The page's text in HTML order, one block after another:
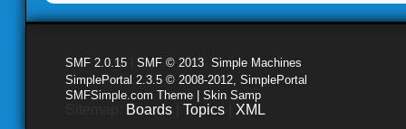
SMF 2.0.15 SMF © 2013 Simple Machines
SimplePortal 2.3.5 © 2008-2012, SimplePortal
SMFSimple.com Theme | Skin Samp
Boards Topics XML